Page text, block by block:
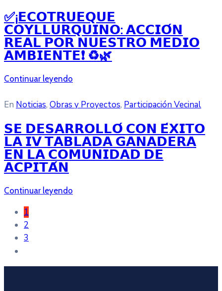
✅¡𝗘𝗖𝗢𝗧𝗥𝗨𝗘𝗤𝗨𝗘
𝗖𝗢𝗬𝗟𝗟𝗨𝗥𝗤𝗨𝗜𝗡𝗢: 𝗔𝗖𝗖𝗜𝗢́𝗡
𝗥𝗘𝗔𝗟 𝗣𝗢𝗥 𝗡𝗨𝗘𝗦𝗧𝗥𝗢 𝗠𝗘𝗗𝗜𝗢
𝗔𝗠𝗕𝗜𝗘𝗡𝗧𝗘❗ ♻️🌿
Continuar leyendo
En Noticias‚ Obras y Proyectos‚ Participación Vecinal
𝗦𝗘 𝗗𝗘𝗦𝗔𝗥𝗥𝗢𝗟𝗟𝗢́ 𝗖𝗢𝗡 𝗘́𝗫𝗜𝗧𝗢
𝗟𝗔 𝗜𝗩 𝗧𝗔𝗕𝗟𝗔𝗗𝗔 𝗚𝗔𝗡𝗔𝗗𝗘𝗥𝗔
𝗘𝗡 𝗟𝗔 𝗖𝗢𝗠𝗨𝗡𝗜𝗗𝗔𝗗 𝗗𝗘
𝗔𝗖𝗣𝗜𝗧𝗔́𝗡
Continuar leyendo
1
2
3